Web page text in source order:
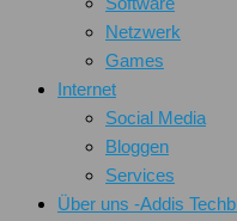
Netzwerk
Games
Internet
Social Media
Bloggen
Services
Über uns -Addis